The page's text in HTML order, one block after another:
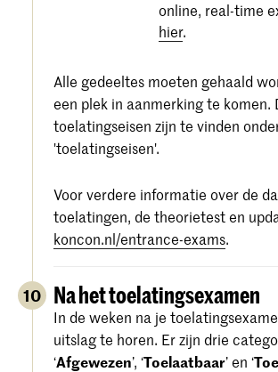
online, real-time
hier.
Alle gedeeltes moeten gehaald
een plek in aanmerking te komen.
toelatingseisen zijn te vinden
'toelatingseisen'.
Voor verdere informatie over de
toelatingen, de theorietest en
koncon.nl/entrance-exams.
10 Na het toelatingsexamen
In de weken na je
uitslag te horen. Er zijn drie
‘Afgewezen’, ‘Toelaatbaar’ en ‘